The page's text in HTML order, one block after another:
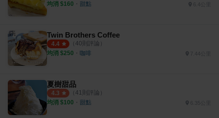
均消 $160 ・ 甜點 6.4公里
Twin Brothers Coffee
4.4 （ 40則評論）
均消 $250 ・ 咖啡 7.44公里
夏樹甜品
4.3 （ 41則評論）
均消 $100 ・ 甜點 6.35公里